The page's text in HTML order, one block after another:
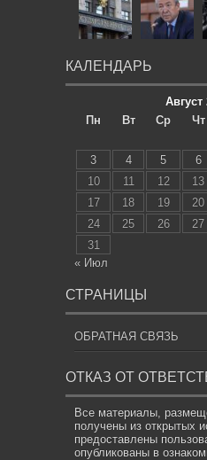
КАЛЕНДАРЬ
Август
Пн
Вт Ср Чт
3
4 5 6
10
11 12 13
17
18 19 20
24
25 26 27
31
« Июл
СТРАНИЦЫ
ОБРАТНАЯ СВЯЗЬ
ОТКАЗ ОТ
Все материалы,
получены из открытых
предоставлены
опубликованы в